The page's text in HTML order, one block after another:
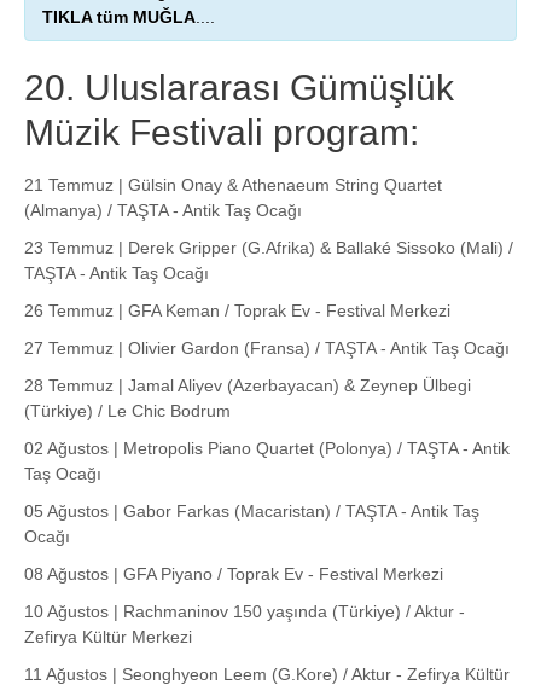
TIKLA tüm MUĞLA
20. Uluslararası Gümüşlük
Müzik Festivali program:
21 Temmuz | Gülsin Onay & Athenaeum String Quartet
(Almanya) / TAŞTA - Antik Taş Ocağı
23 Temmuz | Derek Gripper (G.Afrika) & Ballaké Sissoko (Mali) /
TAŞTA - Antik Taş Ocağı
26 Temmuz | GFA Keman / Toprak Ev - Festival Merkezi
27 Temmuz | Olivier Gardon (Fransa) / TAŞTA - Antik Taş Ocağı
28 Temmuz | Jamal Aliyev (Azerbayacan) & Zeynep Ülbegi
(Türkiye) / Le Chic Bodrum
02 Ağustos | Metropolis Piano Quartet (Polonya) / TAŞTA - Antik
Taş Ocağı
05 Ağustos | Gabor Farkas (Macaristan) / TAŞTA - Antik Taş
Ocağı
08 Ağustos | GFA Piyano / Toprak Ev - Festival Merkezi
10 Ağustos | Rachmaninov 150 yaşında (Türkiye) / Aktur -
Zefirya Kültür Merkezi
11 Ağustos | Seonghyeon Leem (G.Kore) / Aktur - Zefirya Kültür